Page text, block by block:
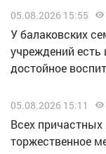
05.08.2026 15:55
У балаковских
учреждений
достойное
05.08.2026 15:11
Всех
торжественное